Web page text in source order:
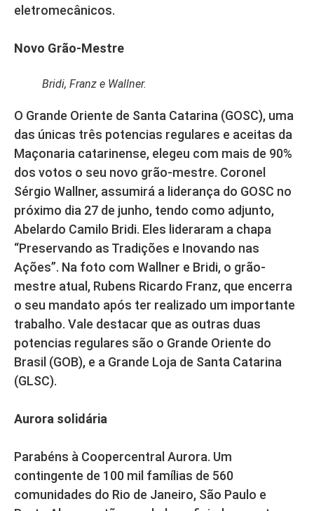
eletromecânicos.
Novo Grão-Mestre
Bridi, Franz e Wallner.
O Grande Oriente de Santa Catarina (GOSC), uma
das únicas três potencias regulares e aceitas da
Maçonaria catarinense, elegeu com mais de 90%
dos votos o seu novo grão-mestre. Coronel
Sérgio Wallner, assumirá a liderança do GOSC no
próximo dia 27 de junho, tendo como adjunto,
Abelardo Camilo Bridi. Eles lideraram a chapa
“Preservando as Tradições e Inovando nas
Ações”. Na foto com Wallner e Bridi, o grão-
mestre atual, Rubens Ricardo Franz, que encerra
o seu mandato após ter realizado um importante
trabalho. Vale destacar que as outras duas
potencias regulares são o Grande Oriente do
Brasil (GOB), e a Grande Loja de Santa Catarina
(GLSC).
Aurora solidária
Parabéns à Coopercentral Aurora. Um
contingente de 100 mil famílias de 560
comunidades do Rio de Janeiro, São Paulo e